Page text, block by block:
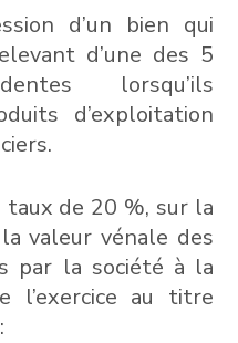
d’un bien qui
d’une des 5
lorsqu’ils
d’exploitation
de 20 %, sur la
valeur vénale des
par la société à la
au titre